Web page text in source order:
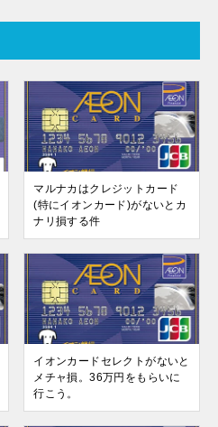
マルナカはクレジットカード
(特にイオンカード)がないとカ
ナリ損する件
イオンカードセレクトがないと
メチャ損。36万円をもらいに
行こう。